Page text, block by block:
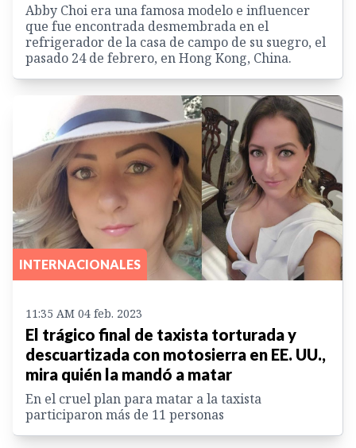
Abby Choi era una famosa modelo e influencer
que fue encontrada desmembrada en el
refrigerador de la casa de campo de su suegro, el
pasado 24 de febrero, en Hong Kong, China.
INTERNACIONALES
11:35 AM 04 feb. 2023
El trágico final de taxista torturada y
descuartizada con motosierra en EE. UU.,
mira quién la mandó a matar
En el cruel plan para matar a la taxista
participaron más de 11 personas